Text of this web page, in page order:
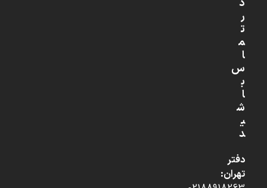
د
ر
ت
م
ا
س
ب
ا
ش
ی
د
دفتر
تهران: